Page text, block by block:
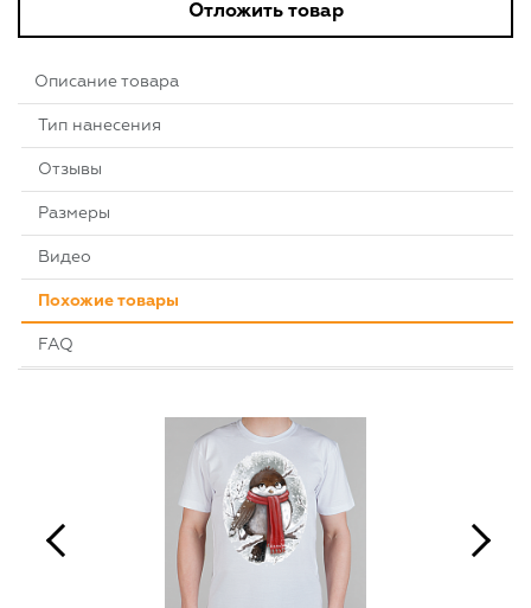
Отложить товар
Описание товара
Тип нанесения
Отзывы
Размеры
Видео
Похожие товары
FAQ